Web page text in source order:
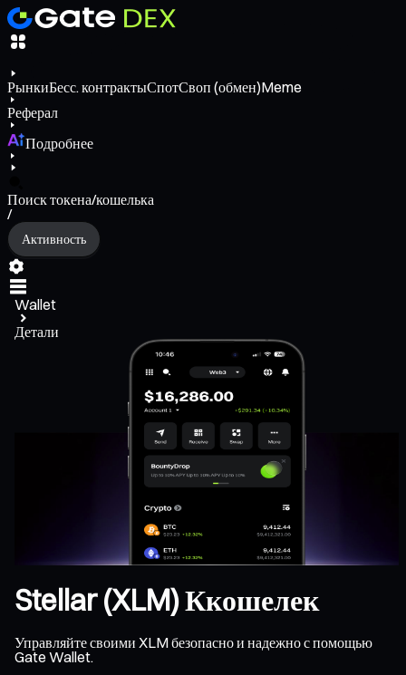
РынкиБесс. контрактыСпотСвоп (обмен)Meme
Реферал
Подробнее
Поиск токена/кошелька
/
Активность
Wallet
Детали
Stellar (XLM) Ккошелек
Управляйте своими XLM безопасно и надежно с помощью
Gate Wallet.